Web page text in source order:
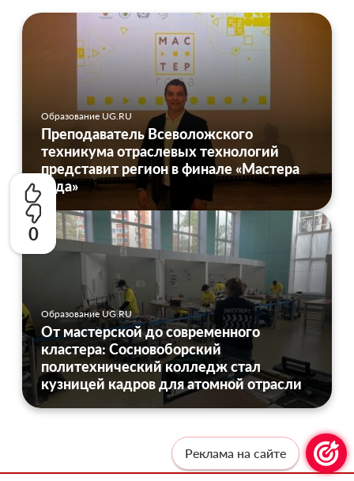
0
Образование UG.RU
Преподаватель Всеволожского
техникума отраслевых технологий
представит регион в финале «Мастера
года»
Образование UG.RU
От мастерской до современного
кластера: Сосновоборский
политехнический колледж стал
кузницей кадров для атомной отрасли
Реклама на сайте